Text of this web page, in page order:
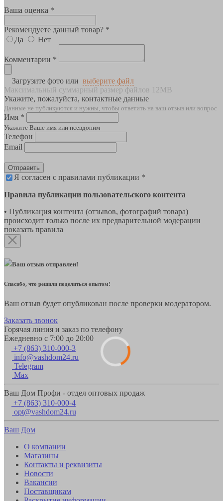
Ваша оценка *
Рекомендуете данный товар? *
Да
Нет
Комментарии *
Загрузите фото или выберите файл
Максимальный суммарный размер файлов 12MB
Укажите, пожалуйста, контактные данные
Данные не публикуются и нужны, чтобы ответить на ваш отзыв или вопрос
Имя *
Укажите Ваше имя или псевдоним
Телефон
Email
Отправить
Я согласен с правилами публикации *
Правила публикации пользовательского контента
• Публикация контента (отзывов, фотографий товара)
происходит только после их предварительной модерации
показать правила
Ваш отзыв отправлен!
Спасибо, что решили поделиться опытом!
Ваш отзыв будет опубликован после проверки модератором.
Заказать звонок
Горячая линия и заказ по телефону
Ежедневно с 7:00 до 20:00
+7 (863) 310-000-3
info@vashdom24.ru
Telegram
Max
Ваш Дом Профи - отдел оптовых продаж
+7 (863) 310-000-4
opt@vashdom24.ru
Ваш Дом
О компании
Магазины
Контакты и реквизиты
Новости
Вакансии
Поставщикам